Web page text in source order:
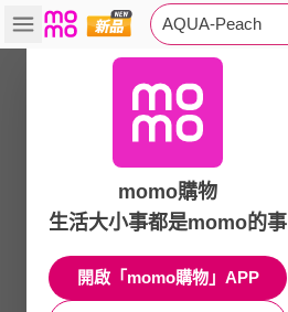
AQUA-Peach
momo購物
生活大小事都是momo的事
開啟「momo購物」APP